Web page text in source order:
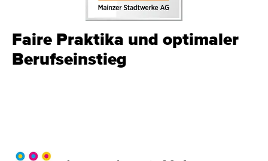
Faire Praktika und optimaler
Berufseinstieg